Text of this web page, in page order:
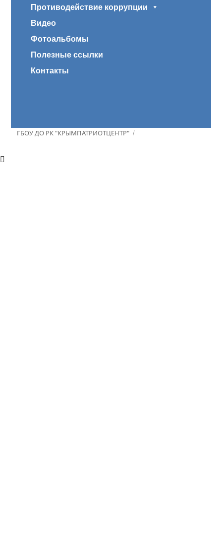
Противодействие коррупции
Видео
Фотоальбомы
Полезные ссылки
Контакты
ГБОУ ДО РК "КРЫМПАТРИОТЦЕНТР"